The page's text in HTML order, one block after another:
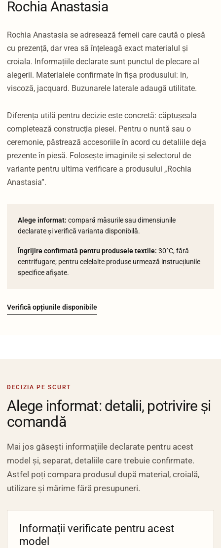
Rochia Anastasia
Rochia Anastasia se adresează femeii care caută o piesă
cu prezență, dar vrea să înțeleagă exact materialul și
croiala. Informațiile declarate sunt punctul de plecare al
alegerii. Materialele confirmate în fișa produsului: in,
viscoză, jacquard. Buzunarele laterale adaugă utilitate.
Diferența utilă pentru decizie este concretă: căptușeala
completează construcția piesei. Pentru o nuntă sau o
ceremonie, păstrează accesoriile în acord cu detaliile deja
prezente în piesă. Folosește imaginile și selectorul de
variante pentru ultima verificare a produsului „Rochia
Anastasia”.
Alege informat: compară măsurile sau dimensiunile
declarate și verifică varianta disponibilă.
Îngrijire confirmată pentru produsele textile: 30°C, fără
centrifugare; pentru celelalte produse urmează instrucțiunile
specifice afișate.
Verifică opțiunile disponibile
DECIZIA PE SCURT
Alege informat: detalii, potrivire și
comandă
Mai jos găsești informațiile declarate pentru acest
model și, separat, detaliile care trebuie confirmate.
Astfel poți compara produsul după material, croială,
utilizare și mărime fără presupuneri.
Informații verificate pentru acest
model